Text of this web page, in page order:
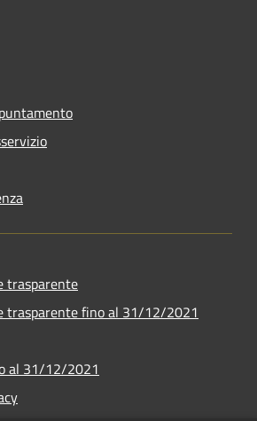
trasparente
trasparente fino al 31/12/2021
al 31/12/2021